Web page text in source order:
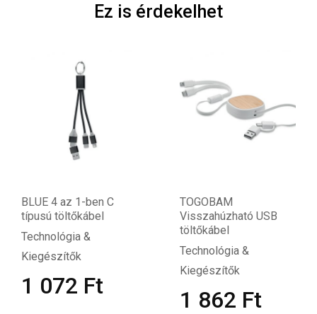
Ez is érdekelhet
BLUE 4 az 1-ben C
típusú töltőkábel
Technológia &
Kiegészítők
1 072 Ft
TOGOBAM
Visszahúzható USB
töltőkábel
Technológia &
Kiegészítők
1 862 Ft